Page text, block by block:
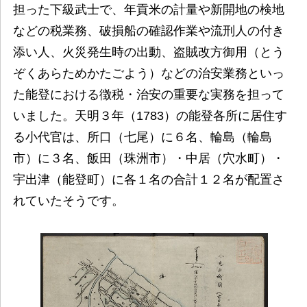
担った下級武士で、年貢米の計量や新開地の検地
などの税業務、破損船の確認作業や流刑人の付き
添い人、火災発生時の出動、盗賊改方御用（とう
ぞくあらためかたごよう）などの治安業務といっ
た能登における徴税・治安の重要な実務を担って
いました。天明３年（1783）の能登各所に居住す
る小代官は、所口（七尾）に６名、輪島（輪島
市）に３名、飯田（珠洲市）・中居（穴水町）・
宇出津（能登町）に各１名の合計１２名が配置さ
れていたそうです。